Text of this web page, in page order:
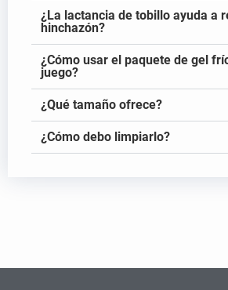
¿La lactancia de tobillo ayuda a
hinchazón?
¿Cómo usar el paquete de gel
juego?
¿Qué tamaño ofrece?
¿Cómo debo limpiarlo?